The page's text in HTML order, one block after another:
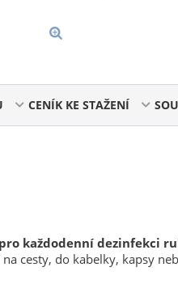
CENÍK KE STAŽENÍ
pro každodenní dezinfekci
cesty, do kabelky, kapsy